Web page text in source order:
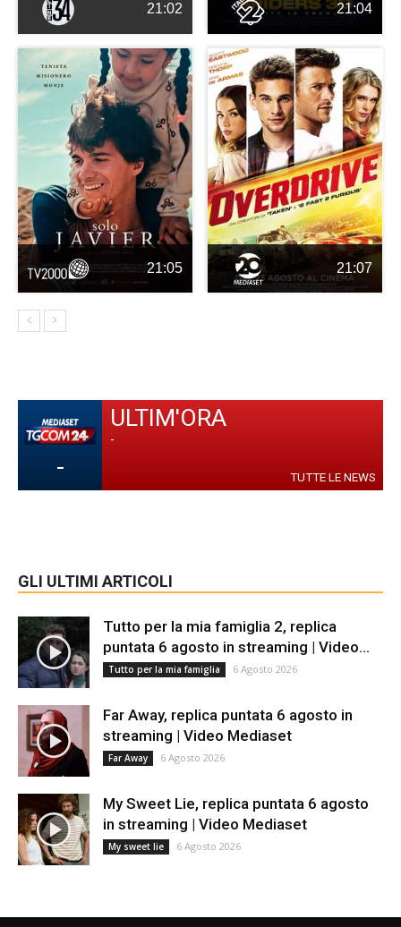
21:02 21:04
21:05 21:07
-
ULTIM'ORA
-
TUTTE LE NEWS
GLI ULTIMI ARTICOLI
Tutto per la mia famiglia 2, replica
puntata 6 agosto in streaming | Video...
Tutto per la mia famiglia 6 Agosto 2026
Far Away, replica puntata 6 agosto in
streaming | Video Mediaset
Far Away 6 Agosto 2026
My Sweet Lie, replica puntata 6 agosto
in streaming | Video Mediaset
My sweet lie 6 Agosto 2026